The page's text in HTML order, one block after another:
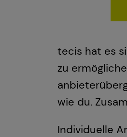
tecis hat es
zu
wie du.
Individuelle